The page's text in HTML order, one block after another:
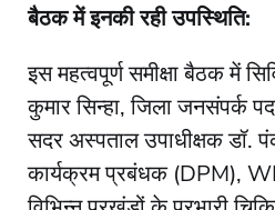
बैठक में इनकी रही उपस्थिति:
इस महत्वपूर्ण समीक्षा बैठक में
कुमार सिन्हा, जिला जनसंपर्क
सदर अस्पताल उपाधीक्षक डॉ.
कार्यक्रम प्रबंधक (DPM),